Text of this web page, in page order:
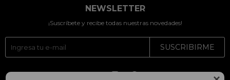
NEWSLETTER
¡Suscríbete y recibe todas nuestras novedades!
SUSCRIBIRME